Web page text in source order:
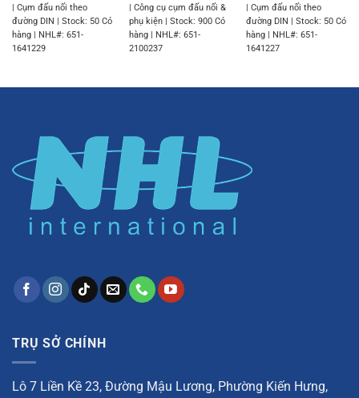
| Cụm đấu nối theo
đường DIN | Stock: 50 Có
hàng | NHL#: 651-
1641229
| Công cụ cụm đấu nối &
phụ kiện | Stock: 900 Có
hàng | NHL#: 651-
2100237
| Cụm đấu nối theo
đường DIN | Stock: 50 Có
hàng | NHL#: 651-
1641227
TRỤ SỞ CHÍNH
Lô 7 Liền Kề 23, Đường Mậu Lương, Phường Kiến Hưng,